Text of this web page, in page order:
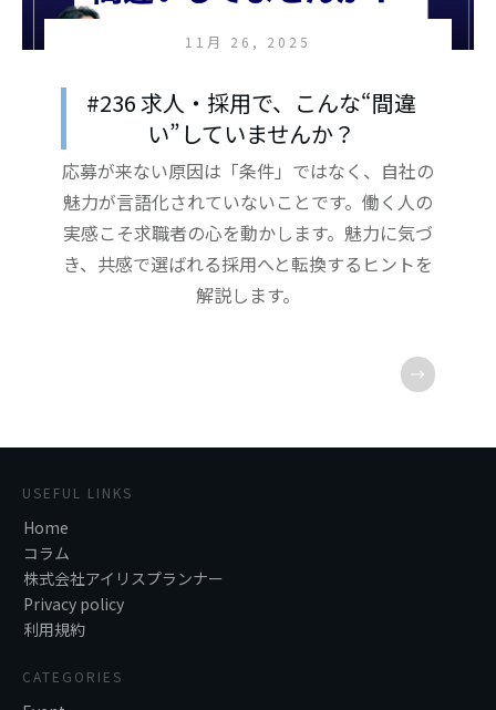
11月 26, 2025
#236 求人・採用で、こんな“間違
い”していませんか？
応募が来ない原因は「条件」ではなく、自社の
魅力が言語化されていないことです。働く人の
実感こそ求職者の心を動かします。魅力に気づ
き、共感で選ばれる採用へと転換するヒントを
解説します。
USEFUL LINKS
Home
コラム
株式会社アイリスプランナー
Privacy policy
利用規約
CATEGORIES